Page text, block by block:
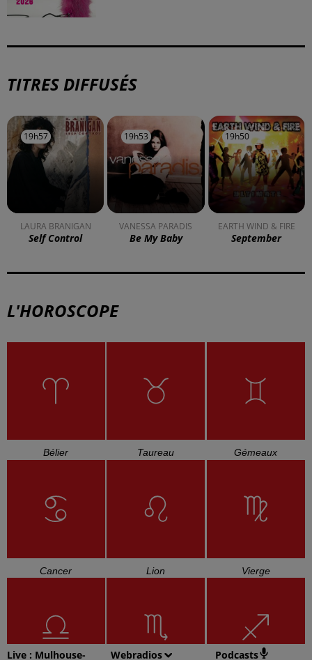
Live : Mulhouse- Webradios Podcasts
TITRES DIFFUSÉS
19h57
19h57
LAURA BRANIGAN
Self Control
19h53
19h53
VANESSA PARADIS
Be My Baby
19h50
19h50
EARTH WIND & FIRE
September
L'HOROSCOPE
Bélier Taureau Gémeaux
Cancer Lion Vierge